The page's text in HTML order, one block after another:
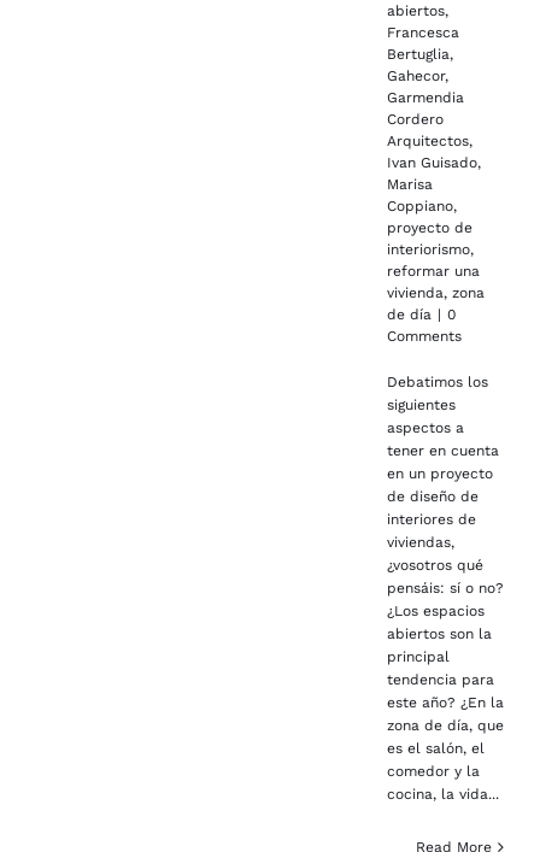
abiertos,
Francesca
Bertuglia,
Gahecor,
Garmendia
Cordero
Arquitectos,
Ivan Guisado,
Marisa
Coppiano,
proyecto de
interiorismo,
reformar una
vivienda, zona
de día | 0
Comments
Debatimos los
siguientes
aspectos a
tener en cuenta
en un proyecto
de diseño de
interiores de
viviendas,
¿vosotros qué
pensáis: sí o no?
¿Los espacios
abiertos son la
principal
tendencia para
este año? ¿En la
zona de día, que
es el salón, el
comedor y la
cocina, la vida...
Read More